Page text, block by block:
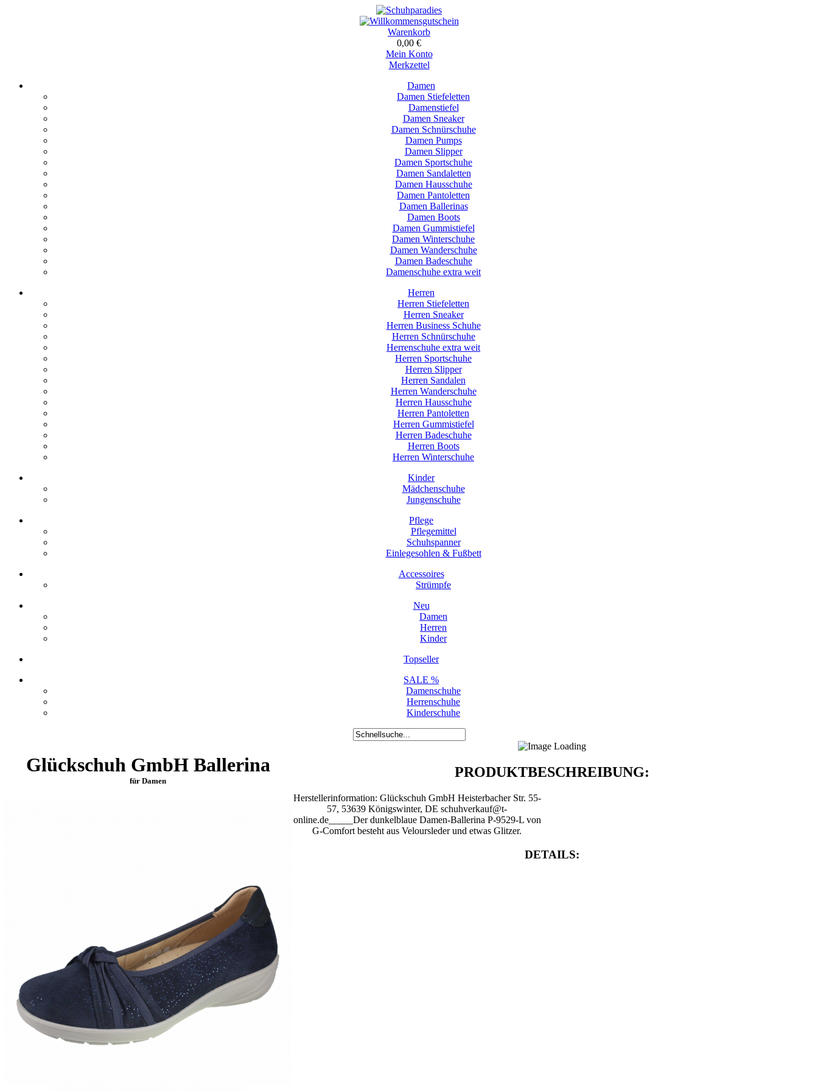
Warenkorb
0,00 €
Mein Konto
Merkzettel
Damen
Damen Stiefeletten
Damenstiefel
Damen Sneaker
Damen Schnürschuhe
Damen Pumps
Damen Slipper
Damen Sportschuhe
Damen Sandaletten
Damen Hausschuhe
Damen Pantoletten
Damen Ballerinas
Damen Boots
Damen Gummistiefel
Damen Winterschuhe
Damen Wanderschuhe
Damen Badeschuhe
Damenschuhe extra weit
Herren
Herren Stiefeletten
Herren Sneaker
Herren Business Schuhe
Herren Schnürschuhe
Herrenschuhe extra weit
Herren Sportschuhe
Herren Slipper
Herren Sandalen
Herren Wanderschuhe
Herren Hausschuhe
Herren Pantoletten
Herren Gummistiefel
Herren Badeschuhe
Herren Boots
Herren Winterschuhe
Kinder
Mädchenschuhe
Jungenschuhe
Pflege
Pflegemittel
Schuhspanner
Einlegesohlen & Fußbett
Accessoires
Strümpfe
Neu
Damen
Herren
Kinder
Topseller
SALE %
Damenschuhe
Herrenschuhe
Kinderschuhe
Glückschuh GmbH Ballerina
für Damen
PRODUKTBESCHREIBUNG:
Herstellerinformation: Glückschuh GmbH Heisterbacher Str. 55-
57, 53639 Königswinter, DE schuhverkauf@t-
online.de_____Der dunkelblaue Damen-Ballerina P-9529-L von
G-Comfort besteht aus Veloursleder und etwas Glitzer.
DETAILS: